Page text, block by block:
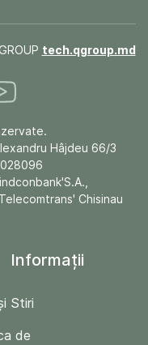
tech.qgroup.md
Hâjdeu 66/3
Chisinau
Informații
Stiri
de